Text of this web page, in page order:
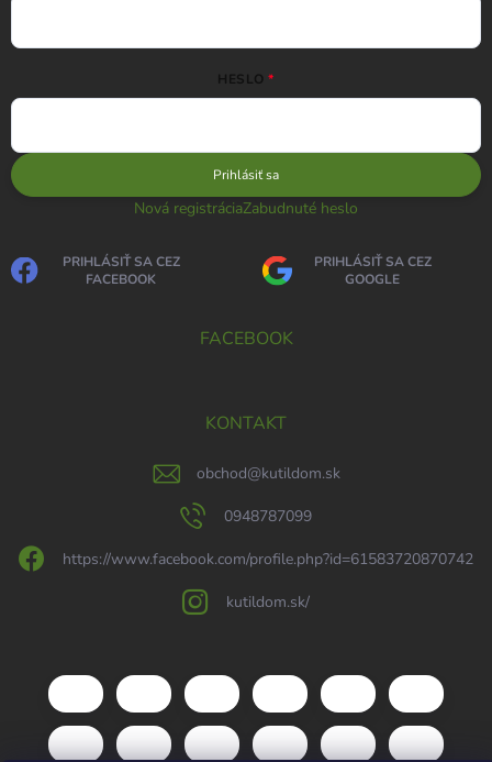
HESLO
Prihlásiť sa
Nová registráciaZabudnuté heslo
PRIHLÁSIŤ SA CEZ
FACEBOOK
PRIHLÁSIŤ SA CEZ
GOOGLE
FACEBOOK
KONTAKT
obchod@kutildom.sk
0948787099
https://www.facebook.com/profile.php?id=61583720870742
kutildom.sk/